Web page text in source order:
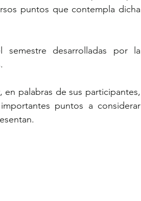
puntos que contempla dicha
semestre desarrolladas por la
palabras de sus participantes,
puntos a considerar